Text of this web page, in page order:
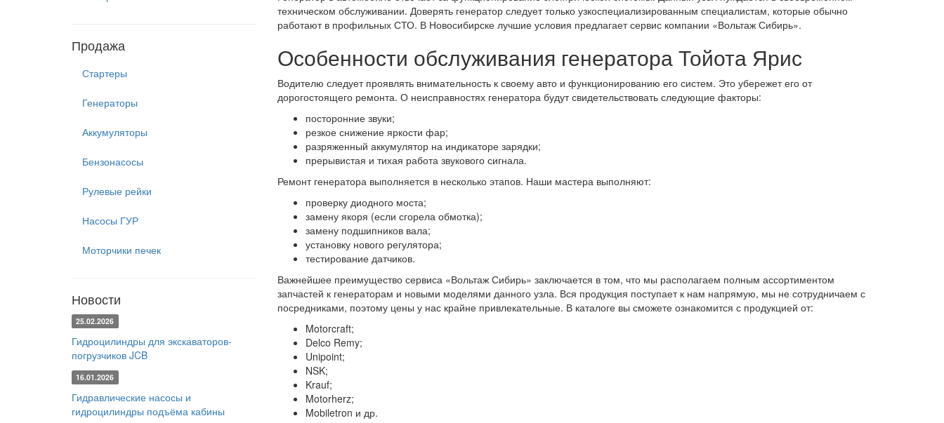
Продажа
Стартеры
Генераторы
Аккумуляторы
Бензонасосы
Рулевые рейки
Насосы ГУР
Моторчики печек
Новости
25.02.2026
Гидроцилиндры для экскаваторов-
погрузчиков JCB
16.01.2026
Гидравлические насосы и
гидроцилиндры подъёма кабины
техническом обслуживании. Доверять генератор следует только узкоспециализированным специалистам, которые обычно
работают в профильных СТО. В Новосибирске лучшие условия предлагает сервис компании «Вольтаж Сибирь».
Особенности обслуживания генератора Тойота Ярис
Водителю следует проявлять внимательность к своему авто и функционированию его систем. Это убережет его от
дорогостоящего ремонта. О неисправностях генератора будут свидетельствовать следующие факторы:
посторонние звуки;
резкое снижение яркости фар;
разряженный аккумулятор на индикаторе зарядки;
прерывистая и тихая работа звукового сигнала.
Ремонт генератора выполняется в несколько этапов. Наши мастера выполняют:
проверку диодного моста;
замену якоря (если сгорела обмотка);
замену подшипников вала;
установку нового регулятора;
тестирование датчиков.
Важнейшее преимущество сервиса «Вольтаж Сибирь» заключается в том, что мы располагаем полным ассортиментом
запчастей к генераторам и новыми моделями данного узла. Вся продукция поступает к нам напрямую, мы не сотрудничаем с
посредниками, поэтому цены у нас крайне привлекательные. В каталоге вы сможете ознакомится с продукцией от:
Motorcraft;
Delco Remy;
Unipoint;
NSK;
Krauf;
Motorherz;
Mobiletron и др.